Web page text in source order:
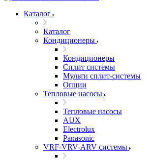
Каталог
Каталог
Кондиционеры
Кондиционеры
Сплит системы
Мульти сплит-системы
Опции
Тепловые насосы
Тепловые насосы
AUX
Electrolux
Panasonic
VRF-VRV-ARV системы